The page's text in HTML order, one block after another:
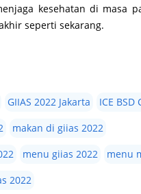
kesehatan di masa
seperti sekarang.
GIIAS 2022 Jakarta
ICE BSD
makan di giias 2022
menu giias 2022
menu
2022